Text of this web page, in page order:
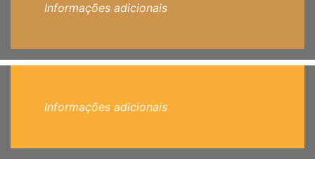
Informações adicionais
Informações adicionais